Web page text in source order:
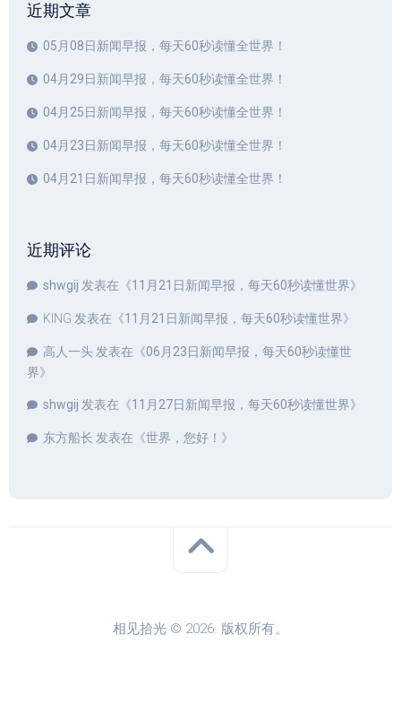
近期文章
05月08日新闻早报，每天60秒读懂全世界！
04月29日新闻早报，每天60秒读懂全世界！
04月25日新闻早报，每天60秒读懂全世界！
04月23日新闻早报，每天60秒读懂全世界！
04月21日新闻早报，每天60秒读懂全世界！
近期评论
shwgij 发表在《11月21日新闻早报，每天60秒读懂世界》
KING 发表在《11月21日新闻早报，每天60秒读懂世界》
高人一头发表在《06月23日新闻早报，每天60秒读懂世
界》
shwgij 发表在《11月27日新闻早报，每天60秒读懂世界》
东方船长 发表在《世界，您好！ 》
相见拾光 © 2026. 版权所有。